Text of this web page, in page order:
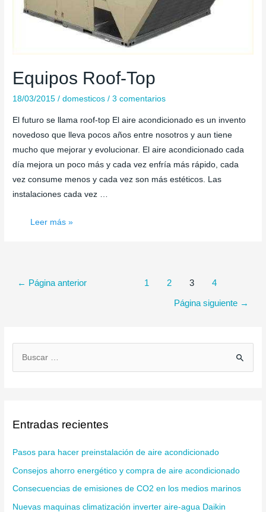
Equipos Roof-Top
18/03/2015 /domesticos /3 comentarios
El futuro se llama roof-top El aire acondicionado es un invento
novedoso que lleva pocos años entre nosotros y aun tiene
mucho que mejorar y evolucionar. El aire acondicionado cada
día mejora un poco más y cada vez enfría más rápido, cada
vez consume menos y cada vez son más estéticos. Las
instalaciones cada vez …
Equipos
Leer más »
Paginación
← Página anterior 1 2 3 4
Página siguiente →
rEntradas recientes
Pasos para hacer preinstalación de aire acondicionado
Consejos ahorro energético y compra de aire acondicionado
Consecuencias de emisiones de CO2 en los medios marinos
Nuevas maquinas climatización inverter aire-agua Daikin